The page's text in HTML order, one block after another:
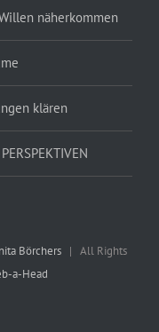
näherkommen
klären
Börchers| All Rights
a-Head